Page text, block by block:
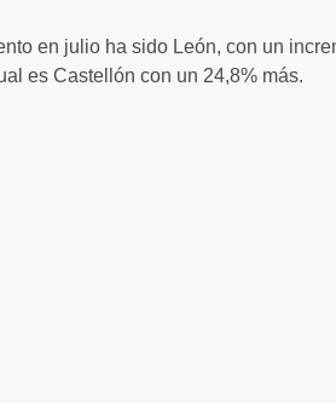
en julio ha sido León, con un
es Castellón con un 24,8% más.